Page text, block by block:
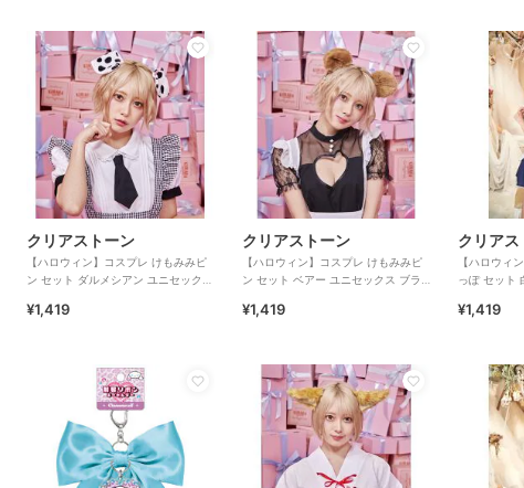
クリアストーン
【ハロウィン】コスプレ けもみみピ
ン セット ダルメシアン ユニセックス
¥1,419
クリアストーン
【ハロウィン】コスプレ けもみみピ
ン セット ベアー ユニセックス ブラ
¥1,419
クリアス
【ハロウィ
っぽ セット
¥1,419